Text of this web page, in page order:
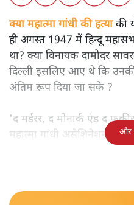
क्या महात्मा गांधी की हत्याकी
ही अगस्त 1947 में हिन्दू
था? क्या विनायक दामोदर
दिल्ली इसलिए आए थे कि उनकी
अंतिम रूप दिया जा सके ?
'द मर्डरर, द मोनार्क एंड द
महात्मा गांधी असेशिनेशन'
और